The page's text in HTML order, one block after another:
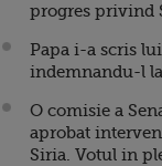
progres privind
Papa i-a scris
indemnandu-l
O comisie a
aprobat
Siria. Votul in